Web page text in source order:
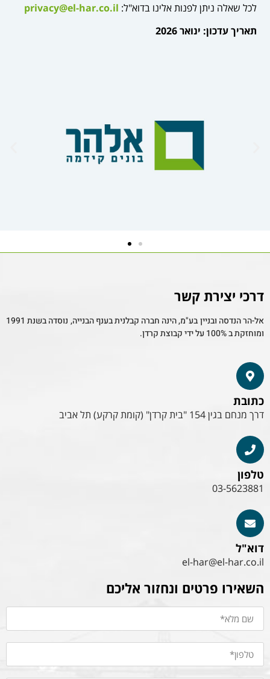
לכל שאלה ניתן לפנות אלינו בדוא"ל: privacy@el-har.co.il
תאריך עדכון: ינואר 2026
דרכי יצירת קשר
אל-הר הנדסה ובניין בע"מ, הינה חברה קבלנית בענף הבנייה, נוסדה בשנת 1991
ומוחזקת ב 100% על ידי קבוצת קרדן.
כתובת
דרך מנחם בגין 154 "בית קרדן" (קומת קרקע) תל אביב
טלפון
03-5623881
דוא"ל
el-har@el-har.co.il
השאירו פרטים ונחזור אליכם